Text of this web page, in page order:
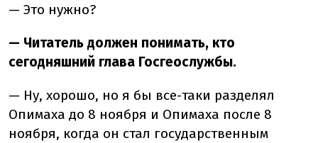
— Это нужно?
— Читатель должен понимать, кто
сегодняшний глава Госгеослужбы.
— Ну, хорошо, но я бы все-таки разделял
Опимаха до 8 ноября и Опимаха после 8
ноября, когда он стал государственным